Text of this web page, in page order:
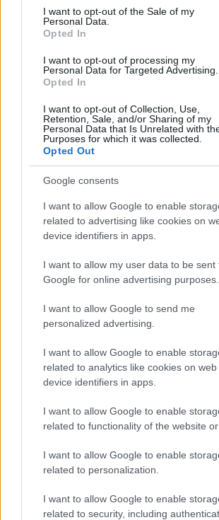
consent section.
I want to opt-out of the Sale of my
Personal Data.
Opted In
I want to opt-out of processing my
Personal Data for Targeted Advertising.
Opted In
I want to opt-out of Collection, Use,
Retention, Sale, and/or Sharing of my
Personal Data that Is Unrelated with
Purposes for which it was collected.
Opted Out
Google consents
I want to allow Google to enable
related to advertising like cookies on
device identifiers in apps.
I want to allow my user data to be sent
Google for online advertising purposes.
I want to allow Google to send me
personalized advertising.
I want to allow Google to enable
related to analytics like cookies on
device identifiers in apps.
I want to allow Google to enable
related to functionality of the website or
I want to allow Google to enable
related to personalization.
I want to allow Google to enable
related to security, including
Sigue leyendo
Beneficios de la sandía para viajeros
y formas creativas de incluirla en
Diego Herrera · 2 Ago 2026